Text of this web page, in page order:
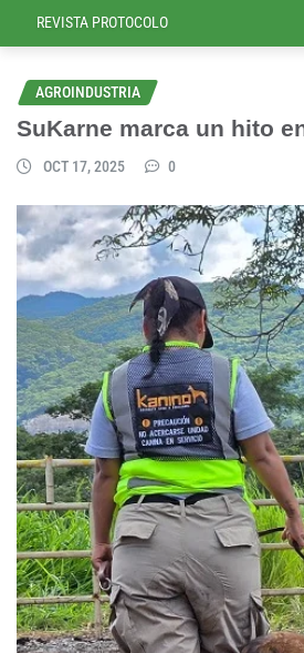
REVISTA PROTOCOLO
AGROINDUSTRIA
SuKarne marca un hito
OCT 17, 2025 0